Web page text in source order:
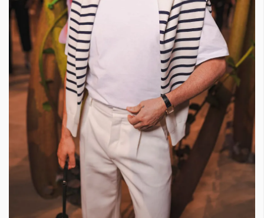
КАТЕГОРИИ
Dialogue
Цветно
ЗА НАС
Условия за
ползване
За нас
Реклама
Политика за
поверителност
ModerenDom